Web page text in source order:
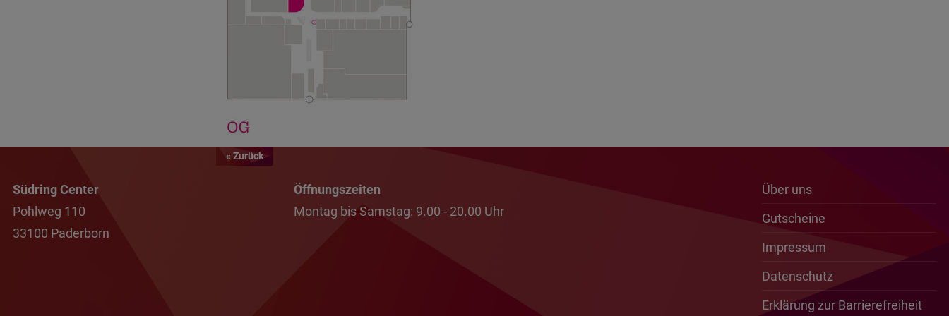
« Zurück
Südring Center
Pohlweg 110
33100 Paderborn
Öffnungszeiten
Montag bis Samstag: 9.00 - 20.00 Uhr
Über uns
Gutscheine
Impressum
Datenschutz
Erklärung zur Barrierefreiheit